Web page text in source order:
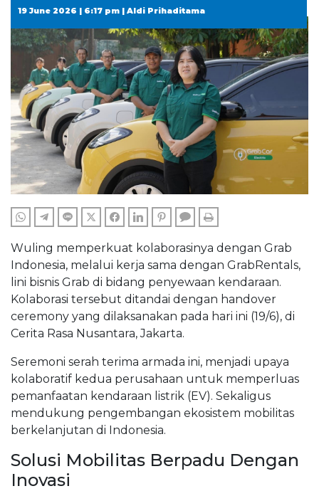
19 June 2026 | 6:17 pm | Aldi Prihaditama
WHATSAPPTELEGRAM
LINE TWITTERFACEBOOKLINKEDINPINTERESTCOMMENTS
Wuling memperkuat kolaborasinya dengan Grab
Indonesia, melalui kerja sama dengan GrabRentals,
lini bisnis Grab di bidang penyewaan kendaraan.
Kolaborasi tersebut ditandai dengan handover
ceremony yang dilaksanakan pada hari ini (19/6), di
Cerita Rasa Nusantara, Jakarta.
Seremoni serah terima armada ini, menjadi upaya
kolaboratif kedua perusahaan untuk memperluas
pemanfaatan kendaraan listrik (EV). Sekaligus
mendukung pengembangan ekosistem mobilitas
berkelanjutan di Indonesia.
Solusi Mobilitas Berpadu Dengan
Inovasi